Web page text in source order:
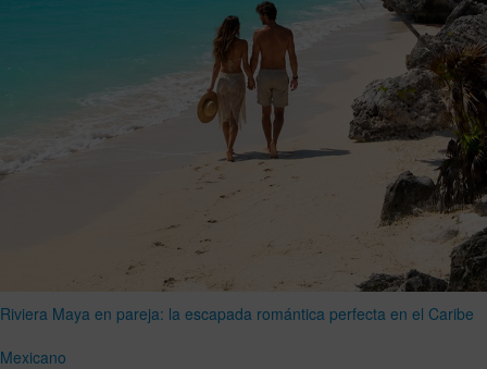
Riviera Maya en pareja: la escapada romántica perfecta en el Caribe
Mexicano